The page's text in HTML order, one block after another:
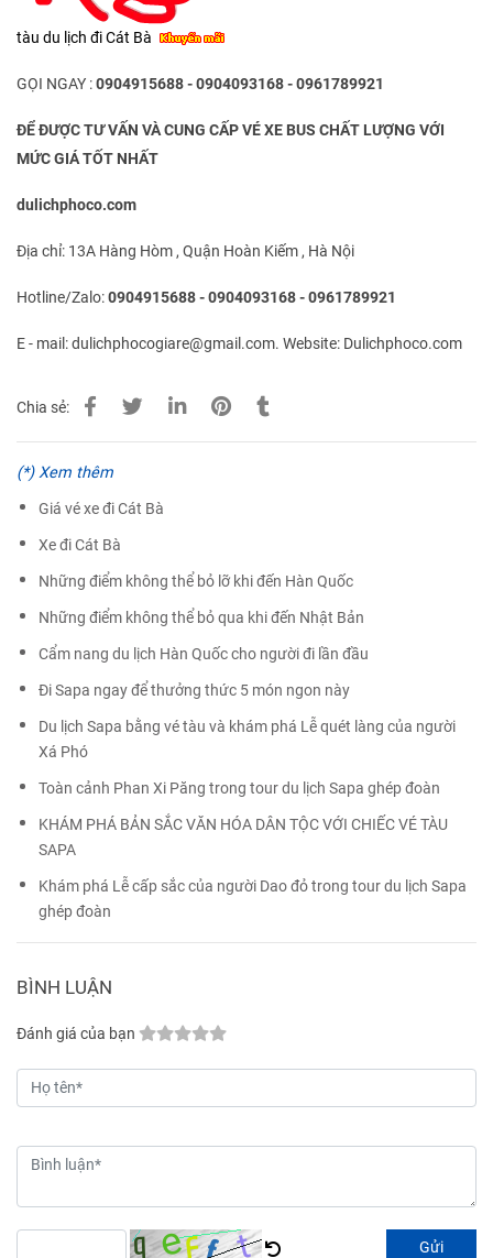
tàu du lịch đi Cát Bà
GỌI NGAY :0904915688 - 0904093168 - 0961789921
ĐỂ ĐƯỢC TƯ VẤN VÀ CUNG CẤP VÉ XE BUS CHẤT LƯỢNG VỚI
MỨC GIÁ TỐT NHẤT
dulichphoco.com
Địa chỉ: 13A Hàng Hòm , Quận Hoàn Kiếm , Hà Nội
Hotline/Zalo:0904915688 - 0904093168 - 0961789921
E - mail: dulichphocogiare@gmail.com. Website: Dulichphoco.com
Chia sẻ:
(*) Xem thêm
Giá vé xe đi Cát Bà
Xe đi Cát Bà
Những điểm không thể bỏ lỡ khi đến Hàn Quốc
Những điểm không thể bỏ qua khi đến Nhật Bản
Cẩm nang du lịch Hàn Quốc cho người đi lần đầu
Đi Sapa ngay để thưởng thức 5 món ngon này
Du lịch Sapa bằng vé tàu và khám phá Lễ quét làng của người
Xá Phó
Toàn cảnh Phan Xi Păng trong tour du lịch Sapa ghép đoàn
KHÁM PHÁ BẢN SẮC VĂN HÓA DÂN TỘC VỚI CHIẾC VÉ TÀU
SAPA
Khám phá Lễ cấp sắc của người Dao đỏ trong tour du lịch Sapa
ghép đoàn
BÌNH LUẬN
Đánh giá của bạn
Gửi